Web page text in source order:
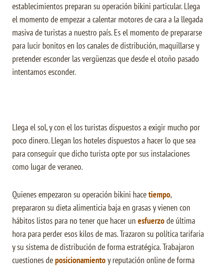
establecimientos preparan su operación bikini particular. Llega
el momento de empezar a calentar motores de cara a la llegada
masiva de turistas a nuestro país. Es el momento de prepararse
para lucir bonitos en los canales de distribución, maquillarse y
pretender esconder las vergüenzas que desde el otoño pasado
intentamos esconder.
Llega el sol, y con el los turistas dispuestos a exigir mucho por
poco dinero. Llegan los hoteles dispuestos a hacer lo que sea
para conseguir que dicho turista opte por sus instalaciones
como lugar de veraneo.
Quienes empezaron su operación bikini hacetiempo,
prepararon su dieta alimenticia baja en grasas y vienen con
hábitos listos para no tener que hacer un esfuerzode última
hora para perder esos kilos de mas. Trazaron su política tarifaria
y su sistema de distribución de forma estratégica. Trabajaron
cuestiones deposicionamientoy reputación online de forma